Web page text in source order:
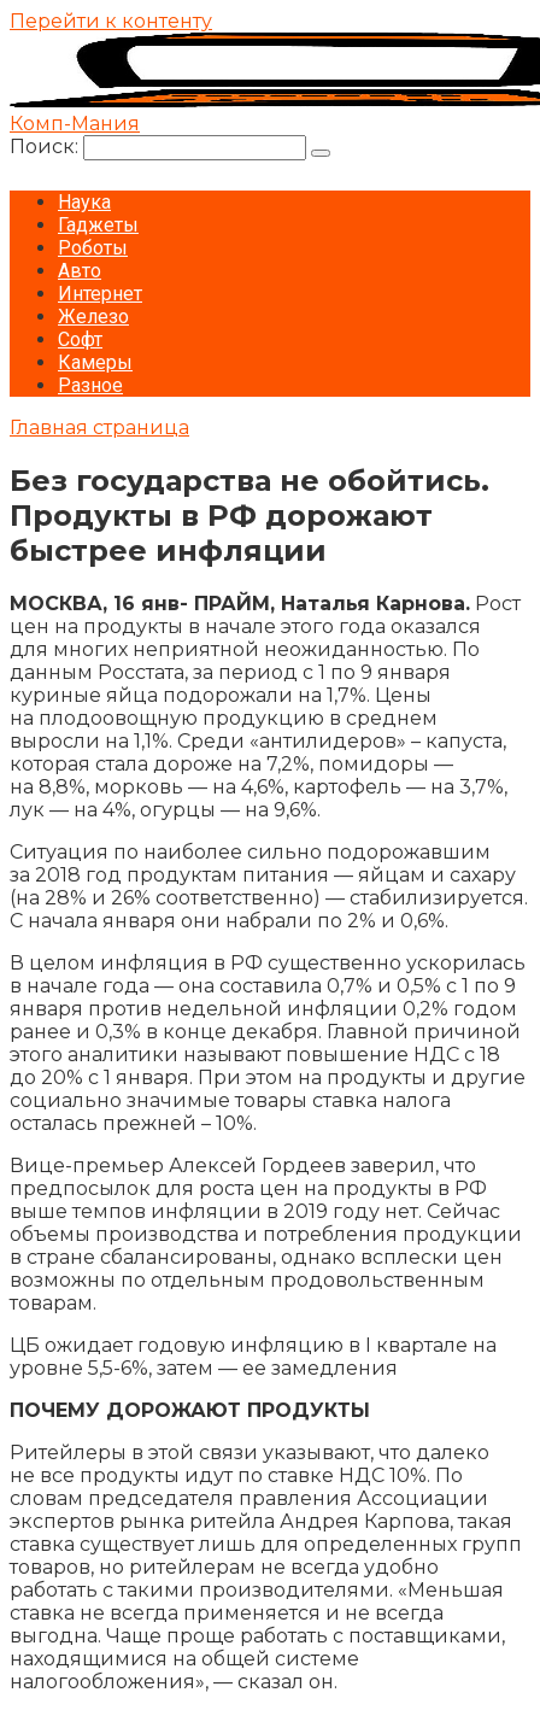
Перейти к контенту
Комп-Мания
Поиск:
Наука
Гаджеты
Роботы
Авто
Интернет
Железо
Софт
Камеры
Разное
Главная страница
Без государства не обойтись.
Продукты в РФ дорожают
быстрее инфляции
МОСКВА, 16 янв- ПРАЙМ, Наталья Карнова. Рост
цен на продукты в начале этого года оказался
для многих неприятной неожиданностью. По
данным Росстата, за период с 1 по 9 января
куриные яйца подорожали на 1,7%. Цены
на плодоовощную продукцию в среднем
выросли на 1,1%. Среди «антилидеров» – капуста,
которая стала дороже на 7,2%, помидоры —
на 8,8%, морковь — на 4,6%, картофель — на 3,7%,
лук — на 4%, огурцы — на 9,6%.
Ситуация по наиболее сильно подорожавшим
за 2018 год продуктам питания — яйцам и сахару
(на 28% и 26% соответственно) — стабилизируется.
С начала января они набрали по 2% и 0,6%.
В целом инфляция в РФ существенно ускорилась
в начале года — она составила 0,7% и 0,5% с 1 по 9
января против недельной инфляции 0,2% годом
ранее и 0,3% в конце декабря. Главной причиной
этого аналитики называют повышение НДС с 18
до 20% с 1 января. При этом на продукты и другие
социально значимые товары ставка налога
осталась прежней – 10%.
Вице-премьер Алексей Гордеев заверил, что
предпосылок для роста цен на продукты в РФ
выше темпов инфляции в 2019 году нет. Сейчас
объемы производства и потребления продукции
в стране сбалансированы, однако всплески цен
возможны по отдельным продовольственным
товарам.
ЦБ ожидает годовую инфляцию в I квартале на
уровне 5,5-6%, затем — ее замедления
ПОЧЕМУ ДОРОЖАЮТ ПРОДУКТЫ
Ритейлеры в этой связи указывают, что далеко
не все продукты идут по ставке НДС 10%. По
словам председателя правления Ассоциации
экспертов рынка ритейла Андрея Карпова, такая
ставка существует лишь для определенных групп
товаров, но ритейлерам не всегда удобно
работать с такими производителями. «Меньшая
ставка не всегда применяется и не всегда
выгодна. Чаще проще работать с поставщиками,
находящимися на общей системе
налогообложения», — сказал он.